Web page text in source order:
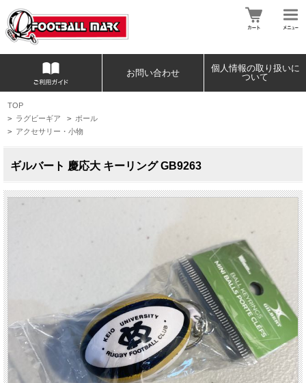
お問い合わせ
個人情報の取り扱いに
ついて
TOP
> ラグビーギア > ボール
> アクセサリー・小物
ギルバート 慶応大 キーリング GB9263